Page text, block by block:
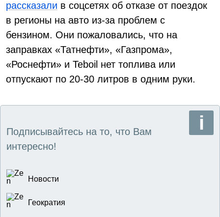
рассказали в соцсетях об отказе от поездок
в регионы на авто из-за проблем с
бензином. Они пожаловались, что на
заправках «Татнефти», «Газпрома»,
«Роснефти» и Teboil нет топлива или
отпускают по 20-30 литров в одним руки.
Подписывайтесь на то, что Вам
интересно!
Новости
Геократия